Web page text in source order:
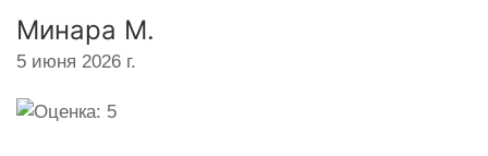
Минара М.
5 июня 2026 г.